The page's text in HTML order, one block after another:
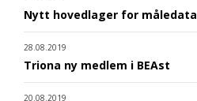
Nytt hovedlager for måledata
28.08.2019
Triona ny medlem i BEAst
20.08.2019